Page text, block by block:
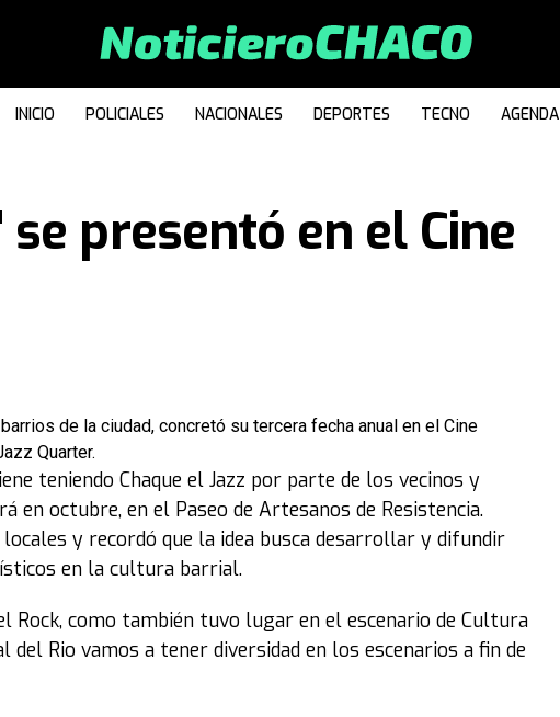
INICIO POLICIALES NACIONALES DEPORTES TECNO AGENDA
presentó en el Cine
de la ciudad, concretó su tercera fecha anual en el Cine
Quarter.
teniendo Chaque el Jazz por parte de los vecinos y
en octubre, en el Paseo de Artesanos de Resistencia.
y recordó que la idea busca desarrollar y difundir
en la cultura barrial.
Rock, como también tuvo lugar en el escenario de Cultura
del Rio vamos a tener diversidad en los escenarios a fin de